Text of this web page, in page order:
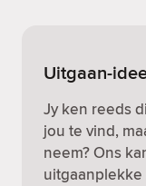
Uitgaan-
Jy ken reeds
jou te vind,
neem? Ons